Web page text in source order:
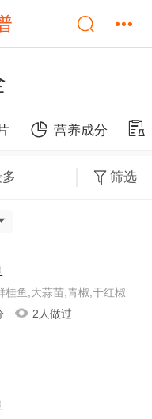
营养成分
筛选
桂鱼,大蒜苗,青椒,干红椒
2人做过